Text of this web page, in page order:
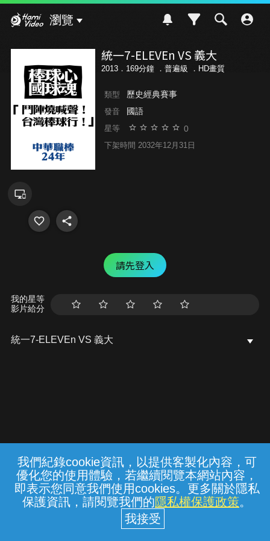
我們紀錄cookie資訊，以提供客製化內容，可
優化您的使用體驗，若繼續閱覽本網站內容，
即表示您同意我們使用cookies。更多關於隱私
保護資訊，請閱覽我們的隱私權保護政策。
瀏覽
統一7-ELEVEn VS 義大
2013．169分鐘 ． 普遍級 ．HD畫質
類型 歷史經典賽事
發音 國語
星等 0
下架時間 2032年12月31日
請先登入
我的星等
影片給分
統一7-ELEVEn VS 義大
常見問題 線上客服 服務條款 隱私權保護
中華電信股份有限公司個人家庭分公司
(統一編號：96979949) © 2026
{{notifyMsg}}